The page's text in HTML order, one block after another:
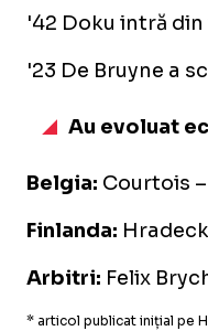
'42 Doku intră
'23 De Bruyne a
Au evoluat
Belgia: Courtois
Finlanda:
Arbitri: Felix
* articol publicat inițial pe